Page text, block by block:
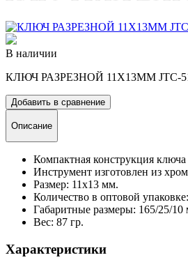
В наличии
КЛЮЧ РАЗРЕЗНОЙ 11Х13ММ JTC-
Добавить в сравнение
Описание
Компактная конструкция
Инструмент изготовлен из
Размер: 11х13 мм.
Количество в оптовой
Габаритные размеры: 165/25/
Вес: 87 гр.
Характеристики